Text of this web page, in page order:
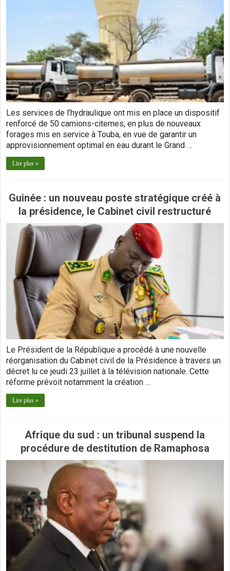
Les services de l’hydraulique ont mis en place un dispositif
renforcé de 50 camions-citernes, en plus de nouveaux
forages mis en service à Touba, en vue de garantir un
approvisionnement optimal en eau durant le Grand …
Lire plus »
Guinée : un nouveau poste stratégique créé à
la présidence, le Cabinet civil restructuré
Le Président de la République a procédé à une nouvelle
réorganisation du Cabinet civil de la Présidence à travers un
décret lu ce jeudi 23 juillet à la télévision nationale. Cette
réforme prévoit notamment la création …
Lire plus »
Afrique du sud : un tribunal suspend la
procédure de destitution de Ramaphosa